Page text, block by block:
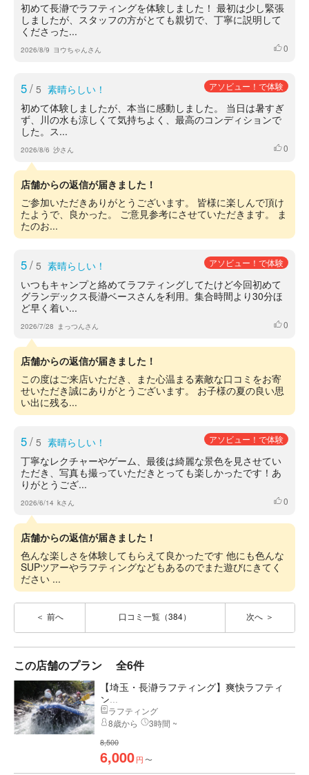
初めて長瀞でラフティングを体験しました！ 最初は少し緊張
しましたが、スタッフの方がとても親切で、丁寧に説明して
くださった...
2026/8/9 ヨウちゃんさん いいね
0
5/ 5 素晴らしい！ アソビュー！で体験
初めて体験しましたが、本当に感動しました。 当日は暑すぎ
ず、川の水も涼しくて気持ちよく、最高のコンディションで
した。ス...
2026/8/6 沙さん いいね
0
店舗からの返信が届きました！
ご参加いただきありがとうございます。 皆様に楽しんで頂け
たようで、良かった。 ご意見参考にさせていただきます。 ま
たのお...
5/ 5 素晴らしい！ アソビュー！で体験
いつもキャンプと絡めてラフティングしてたけど今回初めて
グランデックス長瀞ベースさんを利用。集合時間より30分ほ
ど早く着い...
2026/7/28 まっつんさん いいね
0
店舗からの返信が届きました！
この度はご来店いただき、また心温まる素敵な口コミをお寄
せいただき誠にありがとうございます。 お子様の夏の良い思
い出に残る...
5/ 5 素晴らしい！ アソビュー！で体験
丁寧なレクチャーやゲーム、最後は綺麗な景色を見させてい
ただき、写真も撮っていただきとっても楽しかったです！あ
りがとうござ...
2026/6/14 kさん いいね
0
店舗からの返信が届きました！
色んな楽しさを体験してもらえて良かったです 他にも色んな
SUPツアーやラフティングなどもあるのでまた遊びにきてく
ださい ...
前へ 口コミ一覧（384） 次へ
この店舗のプラン 全6件
【埼玉・長瀞ラフティング】爽快ラフティ
ン...
ラフティング
8歳から
3時間 ~
8,500
6,000円 〜